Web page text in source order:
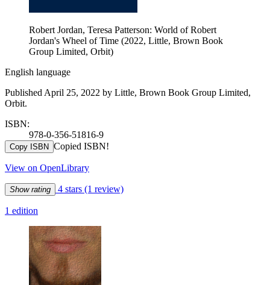
Robert Jordan, Teresa Patterson: World of Robert
Jordan's Wheel of Time (2022, Little, Brown Book
Group Limited, Orbit)
English language
Published April 25, 2022 by Little, Brown Book Group Limited,
Orbit.
ISBN:
978-0-356-51816-9
Copy ISBN Copied ISBN!
View on OpenLibrary
Show rating 4 stars (1 review)
1 edition